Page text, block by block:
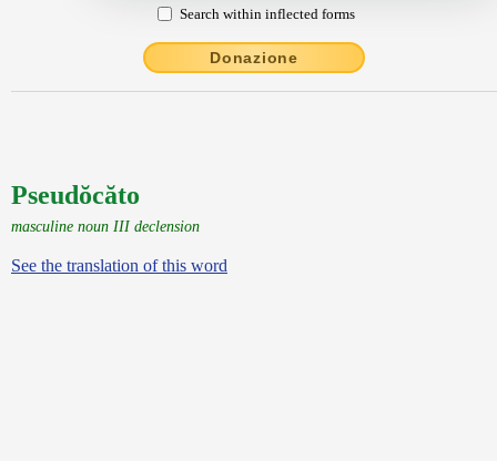
Search within inflected forms
Donazione
Pseudŏcăto
masculine noun III declension
See the translation of this word